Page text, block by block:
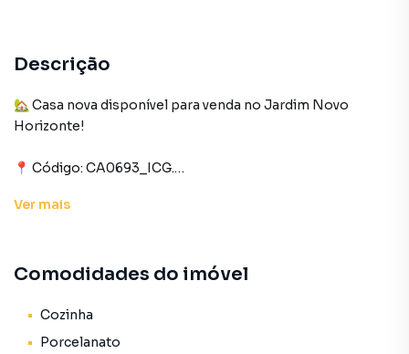
Descrição
🏡 Casa nova disponível para venda no Jardim Novo
Horizonte!
📍 Código: CA0693_ICG.
Uma excelente oportunidade para quem busca conforto,
📐 Terreno com 300m² (12x25)
O imóvel conta com:
Ver mais
Comodidades do imóvel
Cozinha
Porcelanato